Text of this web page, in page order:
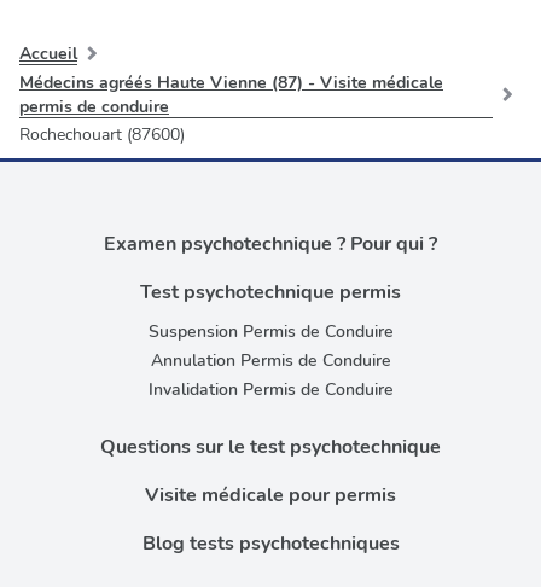
Accueil
Médecins agréés Haute Vienne (87) - Visite médicale
permis de conduire
Rochechouart (87600)
Examen psychotechnique ? Pour qui ?
Test psychotechnique permis
Suspension Permis de Conduire
Annulation Permis de Conduire
Invalidation Permis de Conduire
Questions sur le test psychotechnique
Visite médicale pour permis
Blog tests psychotechniques